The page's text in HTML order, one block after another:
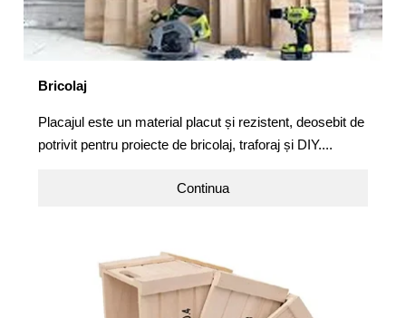
Bricolaj
Placajul este un material placut și rezistent, deosebit de
potrivit pentru proiecte de bricolaj, traforaj și DIY....
Continua